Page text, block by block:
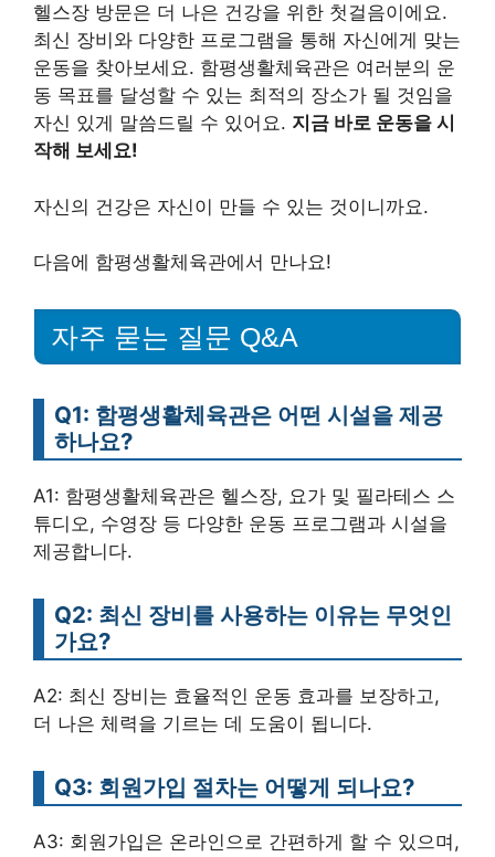
헬스장 방문은 더 나은 건강을 위한 첫걸음이에요.
최신 장비와 다양한 프로그램을 통해 자신에게 맞는
운동을 찾아보세요. 함평생활체육관은 여러분의 운
동 목표를 달성할 수 있는 최적의 장소가 될 것임을
자신 있게 말씀드릴 수 있어요. 지금 바로 운동을 시
작해 보세요!
자신의 건강은 자신이 만들 수 있는 것이니까요.
다음에 함평생활체육관에서 만나요!
자주 묻는 질문 Q&A
Q1: 함평생활체육관은 어떤 시설을 제공
하나요?
A1: 함평생활체육관은 헬스장, 요가 및 필라테스 스
튜디오, 수영장 등 다양한 운동 프로그램과 시설을
제공합니다.
Q2: 최신 장비를 사용하는 이유는 무엇인
가요?
A2: 최신 장비는 효율적인 운동 효과를 보장하고,
더 나은 체력을 기르는 데 도움이 됩니다.
Q3: 회원가입 절차는 어떻게 되나요?
A3: 회원가입은 온라인으로 간편하게 할 수 있으며,